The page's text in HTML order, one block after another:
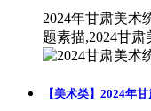
2024年甘肃美术
题素描,2024甘肃
【美术类】2024年